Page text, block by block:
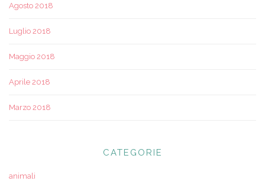
Agosto 2018
Luglio 2018
Maggio 2018
Aprile 2018
Marzo 2018
CATEGORIE
animali